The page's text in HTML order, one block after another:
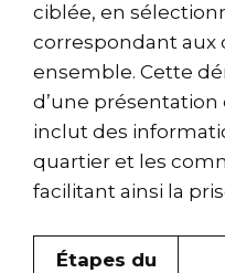
ciblée, en
correspondant aux
ensemble. Cette
d’une
inclut des
quartier et les
facilitant ainsi la
Étapes du